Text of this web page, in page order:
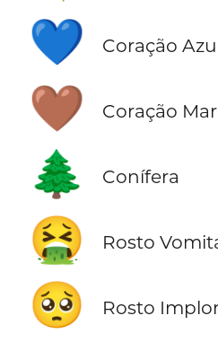
💙 Coração
🤎 Coração
🌲 Conífera
🤮 Rosto
🥺 Rosto